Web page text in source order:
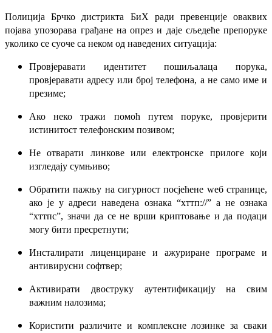
Полиција Брчко дистрикта БиХ ради превенције оваквих
појава упозорава грађане на опрез и даје сљедеће препоруке
уколико се суоче са неком од наведених ситуација:
Провјеравати идентитет пошиљалаца порука,
провјеравати адресу или број телефона, а не само име и
презиме;
Ако неко тражи помоћ путем поруке, провјерити
истинитост телефонским позивом;
Не отварати линкове или електронске прилоге који
изгледају сумњиво;
Обратити пажњу на сигурност посјећене wеб странице,
ако је у адреси наведена ознака “хттп://” а не ознака
“хттпс”, значи да се не врши криптовање и да подаци
могу бити пресретнути;
Инсталирати лиценциране и ажуриране програме и
антивирусни софтвер;
Активирати двоструку аутентификацију на свим
важним налозима;
Користити различите и комплексне лозинке за сваки